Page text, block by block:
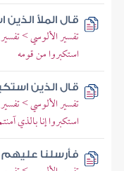
قال الملأ
تفسير الألوسي >
استكبروا من قومه
قال الذين
تفسير الألوسي >
استكبروا إنا بالذي
فأرسلنا عليهم